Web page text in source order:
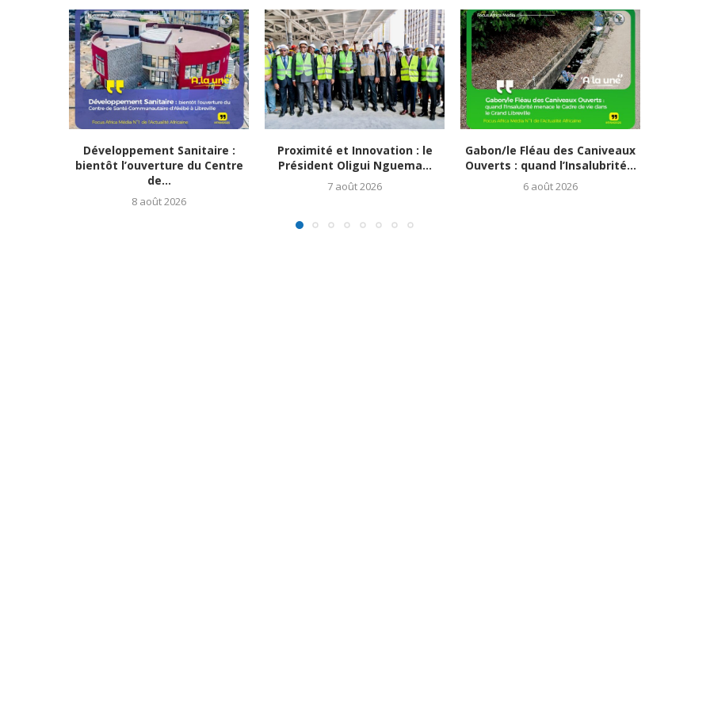
Développement Sanitaire :
bientôt l’ouverture du Centre
de...
8 août 2026
Proximité et Innovation : le
Président Oligui Nguema...
7 août 2026
Gabon/le Fléau des Caniveaux
Ouverts : quand l’Insalubrité...
6 août 2026